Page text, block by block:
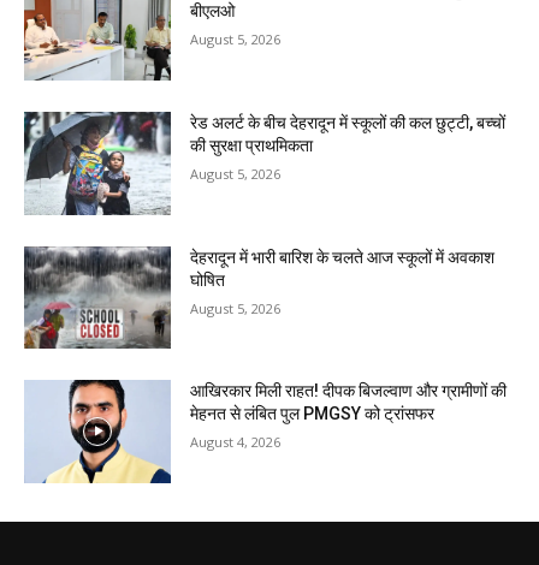
बीएलओ
August 5, 2026
रेड अलर्ट के बीच देहरादून में स्कूलों की कल छुट्टी, बच्चों
की सुरक्षा प्राथमिकता
August 5, 2026
देहरादून में भारी बारिश के चलते आज स्कूलों में अवकाश
घोषित
August 5, 2026
आखिरकार मिली राहत! दीपक बिजल्वाण और ग्रामीणों की
मेहनत से लंबित पुल PMGSY को ट्रांसफर
August 4, 2026